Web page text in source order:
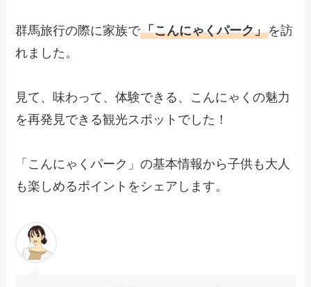
群馬旅行の際に家族で「こんにゃくパーク」を訪
れました。
見て、味わって、体験できる、こんにゃくの魅力
を再発見できる観光スポットでした！
「こんにゃくパーク」の基本情報から子供も大人
も楽しめるポイントをシェアします。